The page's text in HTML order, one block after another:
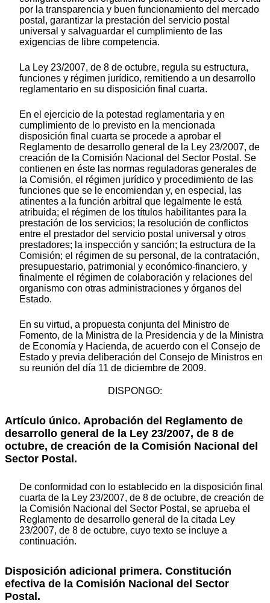
por la transparencia y buen funcionamiento del mercado
postal, garantizar la prestación del servicio postal
universal y salvaguardar el cumplimiento de las
exigencias de libre competencia.
La Ley 23/2007, de 8 de octubre, regula su estructura,
funciones y régimen jurídico, remitiendo a un desarrollo
reglamentario en su disposición final cuarta.
En el ejercicio de la potestad reglamentaria y en
cumplimiento de lo previsto en la mencionada
disposición final cuarta se procede a aprobar el
Reglamento de desarrollo general de la Ley 23/2007, de
creación de la Comisión Nacional del Sector Postal. Se
contienen en éste las normas reguladoras generales de
la Comisión, el régimen jurídico y procedimiento de las
funciones que se le encomiendan y, en especial, las
atinentes a la función arbitral que legalmente le está
atribuida; el régimen de los títulos habilitantes para la
prestación de los servicios; la resolución de conflictos
entre el prestador del servicio postal universal y otros
prestadores; la inspección y sanción; la estructura de la
Comisión; el régimen de su personal, de la contratación,
presupuestario, patrimonial y económico-financiero, y
finalmente el régimen de colaboración y relaciones del
organismo con otras administraciones y órganos del
Estado.
En su virtud, a propuesta conjunta del Ministro de
Fomento, de la Ministra de la Presidencia y de la Ministra
de Economía y Hacienda, de acuerdo con el Consejo de
Estado y previa deliberación del Consejo de Ministros en
su reunión del día 11 de diciembre de 2009.
DISPONGO:
Artículo único. Aprobación del Reglamento de
desarrollo general de la Ley 23/2007, de 8 de
octubre, de creación de la Comisión Nacional del
Sector Postal.
De conformidad con lo establecido en la disposición final
cuarta de la Ley 23/2007, de 8 de octubre, de creación de
la Comisión Nacional del Sector Postal, se aprueba el
Reglamento de desarrollo general de la citada Ley
23/2007, de 8 de octubre, cuyo texto se incluye a
continuación.
Disposición adicional primera. Constitución
efectiva de la Comisión Nacional del Sector
Postal.